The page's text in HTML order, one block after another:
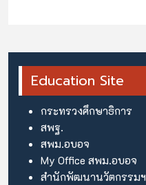
Education Site
กระทรวงศึกษาธิการ
สพฐ.
สพม.อบอจ
My Office สพม.อบอจ
สำนักพัฒนานวัตกรรมฯ